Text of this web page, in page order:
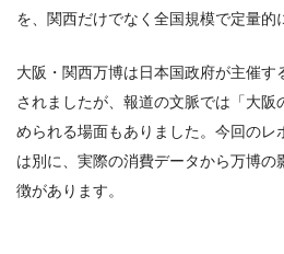
を、関西だけでなく全国規模で定量的
大阪・関西万博は日本国政府が主催す
されましたが、報道の文脈では「大阪
められる場面もありました。今回のレ
は別に、実際の消費データから万博の
徴があります。